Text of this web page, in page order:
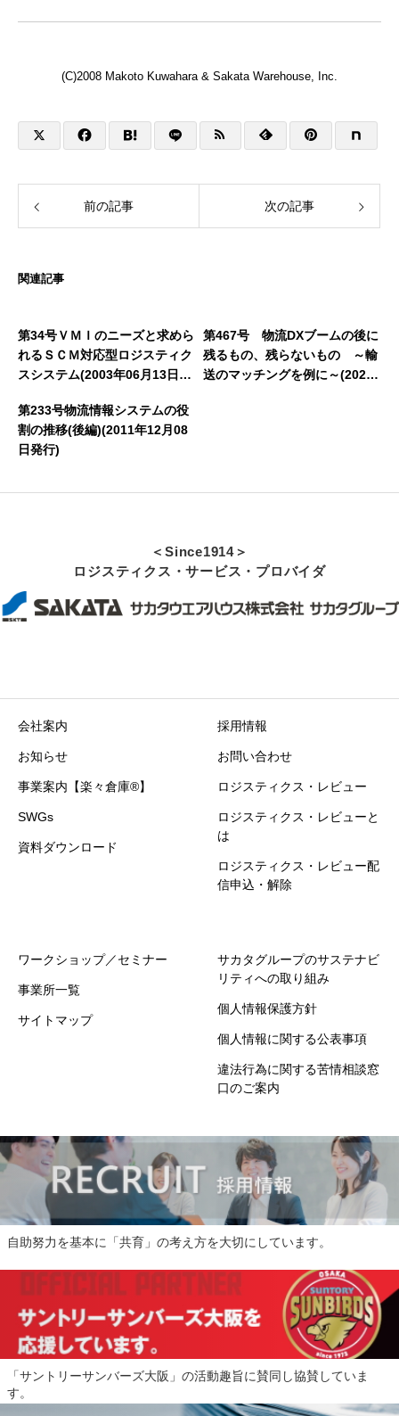
(C)2008 Makoto Kuwahara & Sakata Warehouse, Inc.
前の記事 次の記事
関連記事
第34号ＶＭＩのニーズと求めら
れるＳＣＭ対応型ロジスティク
スシステム(2003年06月13日発
第467号 物流DXブームの後に
残るもの、残らないもの ～輸
送のマッチングを例に～(2021
第233号物流情報システムの役
割の推移(後編)(2011年12月08
日発行)
＜Since1914＞
ロジスティクス・サービス・プロバイダ
会社案内
お知らせ
事業案内【楽々倉庫®】
SWGs
資料ダウンロード
採用情報
お問い合わせ
ロジスティクス・レビュー
ロジスティクス・レビューと
は
ロジスティクス・レビュー配
信申込・解除
ワークショップ／セミナー
事業所一覧
サイトマップ
サカタグループのサステナビ
リティへの取り組み
個人情報保護方針
個人情報に関する公表事項
違法行為に関する苦情相談窓
口のご案内
自助努力を基本に「共育」の考え方を大切にしています。
「サントリーサンバーズ大阪」の活動趣旨に賛同し協賛していま
す。